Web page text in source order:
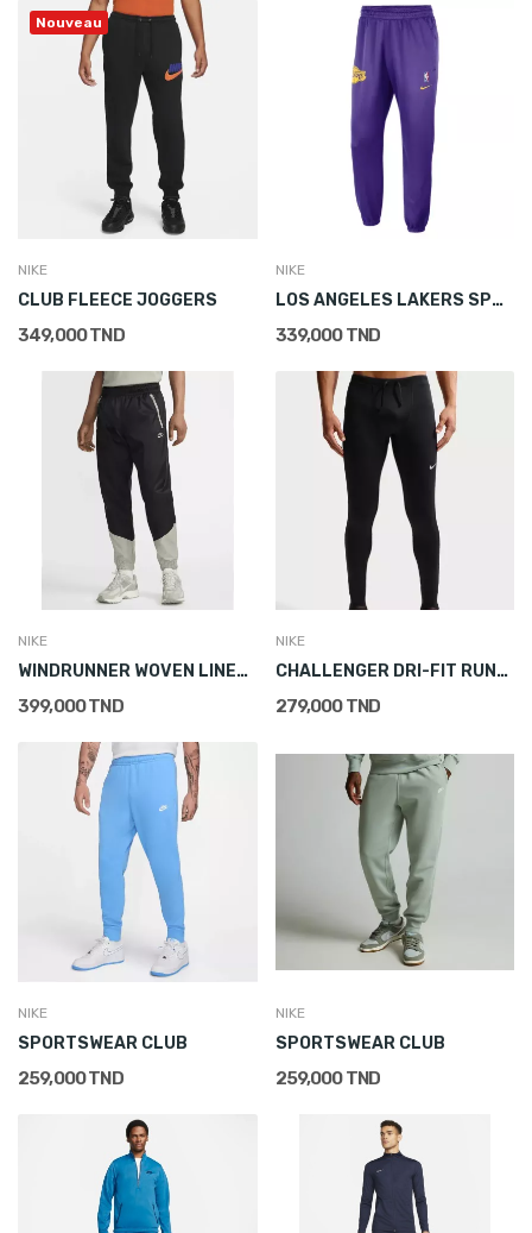
Nouveau
NIKE
CLUB FLEECE JOGGERS
349,000 TND
NIKE
LOS ANGELES LAKERS SPOTLIGHT
339,000 TND
NIKE
WINDRUNNER WOVEN LINED TROUSERS
399,000 TND
NIKE
CHALLENGER DRI-FIT RUNNING TIGHTS
279,000 TND
NIKE
SPORTSWEAR CLUB
259,000 TND
NIKE
SPORTSWEAR CLUB
259,000 TND